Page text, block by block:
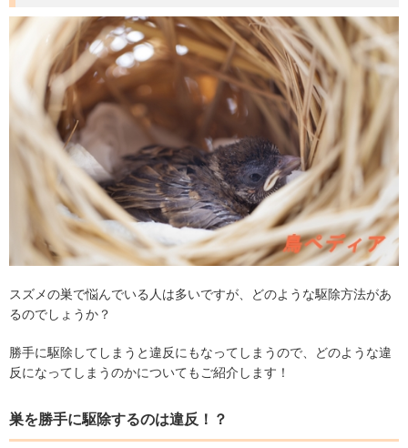
スズメの巣で悩んでいる人は多いですが、どのような駆除方法があ
るのでしょうか？
勝手に駆除してしまうと違反にもなってしまうので、どのような違
反になってしまうのかについてもご紹介します！
巣を勝手に駆除するのは違反！？